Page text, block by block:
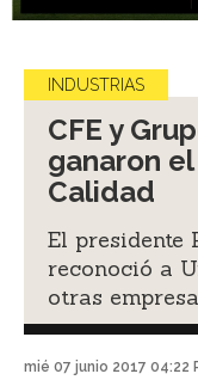
INDUSTRIAS
CFE y
ganaron
Calidad
El presidente
reconoció a
otras
mié 07 junio 2017 04:22